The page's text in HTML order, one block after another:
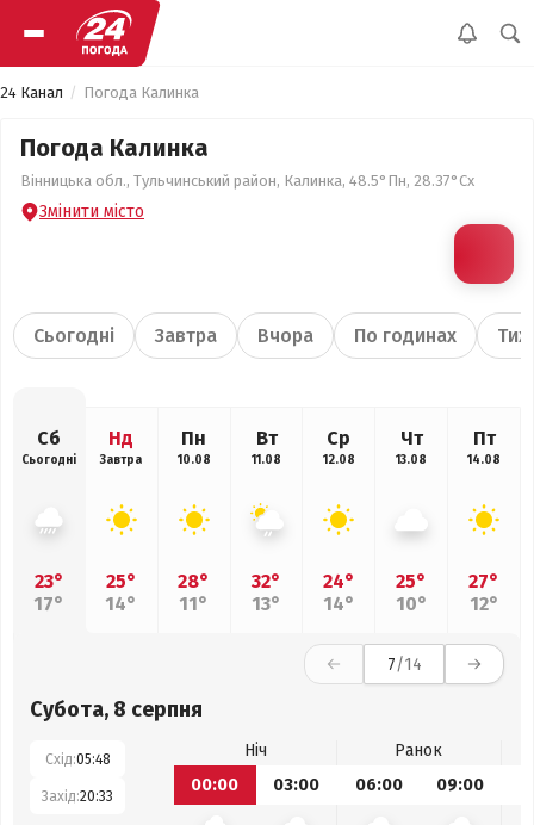
24 Канал Погода Калинка
Погода Калинка
Вінницька обл., Тульчинський район, Калинка, 48.5°Пн, 28.37°Сх
Змінити місто
Сьогодні Завтра Вчора По годинах
Сб
Сьогодні
23°
17°
Нд
Завтра
25°
14°
Пн
10.08
28°
11°
Вт
11.08
32°
13°
Ср
12.08
24°
14°
Чт
13.08
25°
10°
Пт
14.08
27°
12°
7/14
Субота, 8 серпня
Схід:05:48
Захід:20:33
Ніч
Ранок
00:00
03:00 06:00 09:00